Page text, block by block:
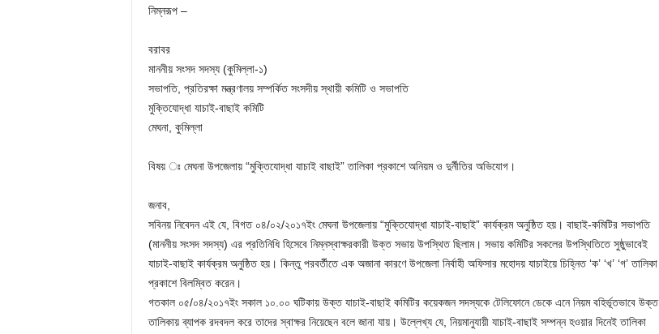
নিম্নরূপ –
বরাবর
মাননীয় সংসদ সদস্য (কুমিল্লা-১)
সভাপতি, প্রতিরক্ষা মন্ত্রণালয় সম্পর্কিত সংসদীয় স্থায়ী কমিটি ও সভাপতি
মুক্তিযোদ্ধা যাচাই-বাছাই কমিটি
মেঘনা, কুমিল্লা
বিষয় ঃ মেঘনা উপজেলায় “মুক্তিযোদ্ধা যাচাই বাছাই” তালিকা প্রকাশে অনিয়ম ও দুর্নীতির অভিযোগ।
জনাব,
সবিনয় নিবেদন এই যে, বিগত ০৪/০২/২০১৭ইং মেঘনা উপজেলায় “মুক্তিযোদ্ধা যাচাই-বাছাই” কার্যক্রম অনুষ্ঠিত হয়। বাছাই-কমিটির সভাপতি
(মাননীয় সংসদ সদস্য) এর প্রতিনিধি হিসেবে নিম্নস্বাক্ষরকারী উক্ত সভায় উপস্থিত ছিলাম। সভায় কমিটির সকলের উপস্থিতিতে সুষ্ঠুভাবেই
যাচাই-বাছাই কার্যক্রম অনুষ্ঠিত হয়। কিন্তু পরবর্তীতে এক অজানা কারণে উপজেলা নির্বাহী অফিসার মহোদয় যাচাইয়ে চিহ্নিত ‘ক’ ‘খ’ ‘গ’ তালিকা
প্রকাশে বিলম্বিত করেন।
গতকাল ০৫/০৪/২০১৭ইং সকাল ১০.০০ ঘটিকায় উক্ত যাচাই-বাছাই কমিটির কয়েকজন সদস্যকে টেলিফোনে ডেকে এনে নিয়ম বহির্ভূতভাবে উক্ত
তালিকায় ব্যাপক রদবদল করে তাদের স্বাক্ষর নিয়েছেন বলে জানা যায়। উল্লেখ্য যে, নিয়মানুযায়ী যাচাই-বাছাই সম্পন্ন হওয়ার দিনেই তালিকা